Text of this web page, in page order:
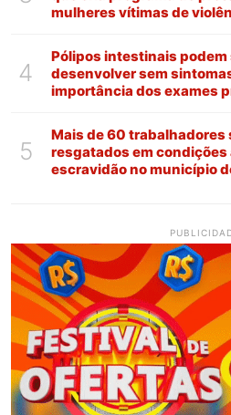
mulheres vítimas de
4
Pólipos intestinais podem
desenvolver sem
importância dos exames
5
Mais de 60 trabalhadores
resgatados em condições
escravidão no município